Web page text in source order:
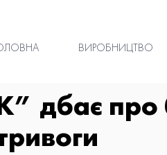
ВИРОБНИЦТВО
дбає про